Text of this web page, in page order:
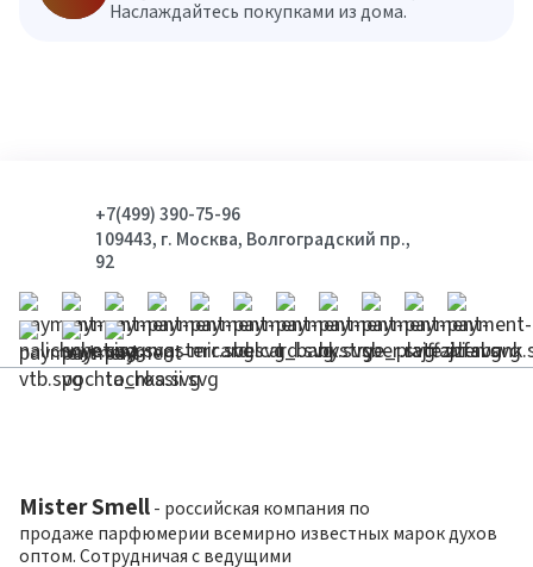
Наслаждайтесь покупками из дома.
+7(499) 390-75-96
109443, г. Москва, Волгоградский пр.,
92
Mister Smell - российская компания по
продаже парфюмерии всемирно известных марок духов
оптом. Сотрудничая с ведущими